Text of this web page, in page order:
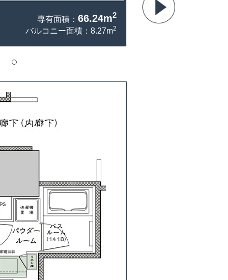
専有面積： 66.24m2
バルコニー面積：8.27m2